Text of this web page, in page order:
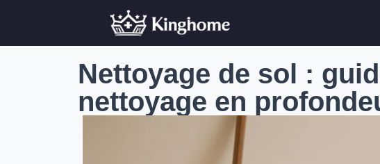
Nettoyage de sol :
nettoyage en